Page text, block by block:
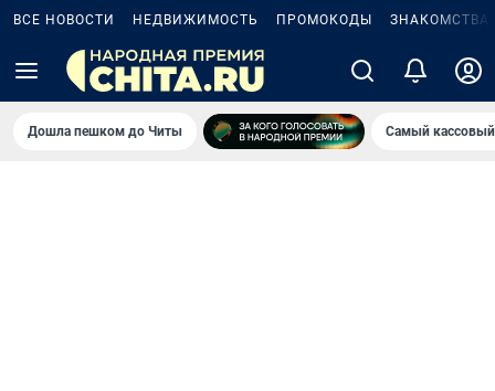
ВСЕ НОВОСТИ НЕДВИЖИМОСТЬ ПРОМОКОДЫ ЗНАКОМСТВА
Дошла пешком до Читы Самый